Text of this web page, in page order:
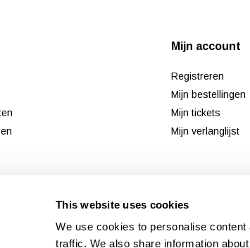
This website uses cookies
We use cookies to personalise
traffic. We also share information
Mijn account
Registreren
Mijn bestellingen
Mijn tickets
Mijn verlanglijst